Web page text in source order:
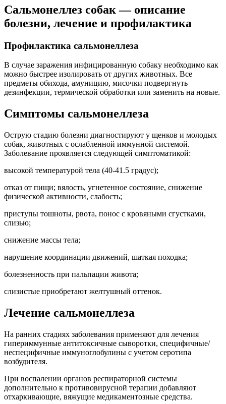
Сальмонеллез собак — описание
болезни, лечение и профилактика
Профилактика сальмонеллеза
В случае заражения инфицированную собаку необходимо как
можно быстрее изолировать от других животных. Все
предметы обихода, амуницию, мисочки подвергнуть
дезинфекции, термической обработки или заменить на новые.
Симптомы сальмонеллеза
Острую стадию болезни диагностируют у щенков и молодых
собак, животных с ослабленной иммунной системой.
Заболевание проявляется следующей симптоматикой:
высокой температурой тела (40-41.5 градус);
отказ от пищи; вялость, угнетенное состояние, снижение
физической активности, слабость;
приступы тошноты, рвота, понос с кровяными сгустками,
слизью;
снижение массы тела;
нарушение координации движений, шаткая походка;
болезненность при пальпации живота;
слизистые приобретают желтушный оттенок.
Лечение сальмонеллеза
На ранних стадиях заболевания применяют для лечения
гипериммунные антитоксичные сыворотки, специфичные/
неспецифичные иммуноглобулины с учетом серотипа
возбудителя.
При воспалении органов респираторной системы
дополнительно к противовирусной терапии добавляют
отхаркивающие, вяжущие медикаментозные средства.